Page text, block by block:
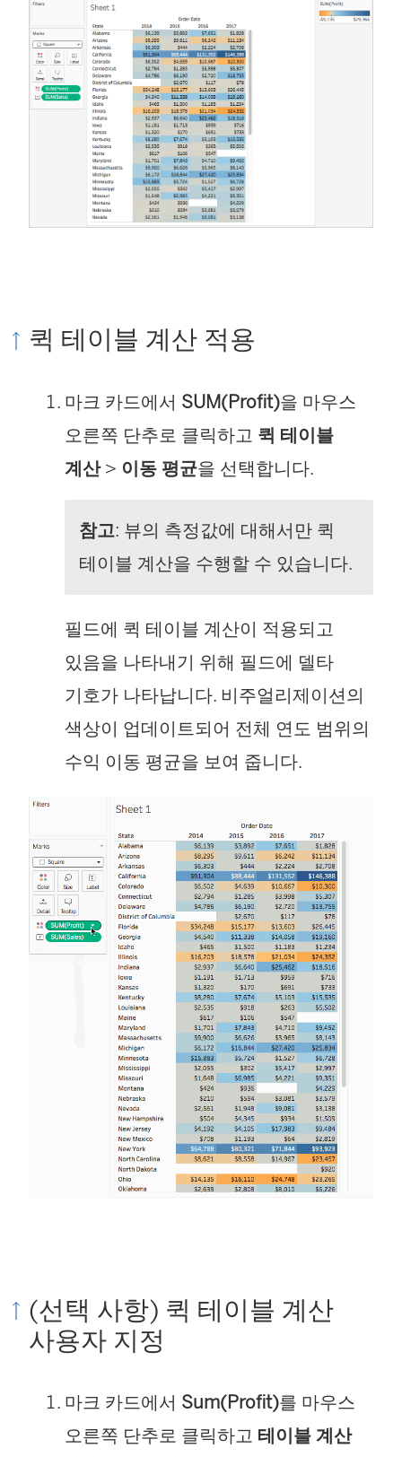
퀵 테이블 계산 적용
마크 카드에서 SUM(Profit)을 마우스
오른쪽 단추로 클릭하고 퀵 테이블
계산> 이동 평균을 선택합니다.
참고: 뷰의 측정값에 대해서만 퀵
테이블 계산을 수행할 수 있습니다.
필드에 퀵 테이블 계산이 적용되고
있음을 나타내기 위해 필드에 델타
기호가 나타납니다. 비주얼리제이션의
색상이 업데이트되어 전체 연도 범위의
수익 이동 평균을 보여 줍니다.
(선택 사항) 퀵 테이블 계산
사용자 지정
마크 카드에서 Sum(Profit)를 마우스
오른쪽 단추로 클릭하고 테이블 계산